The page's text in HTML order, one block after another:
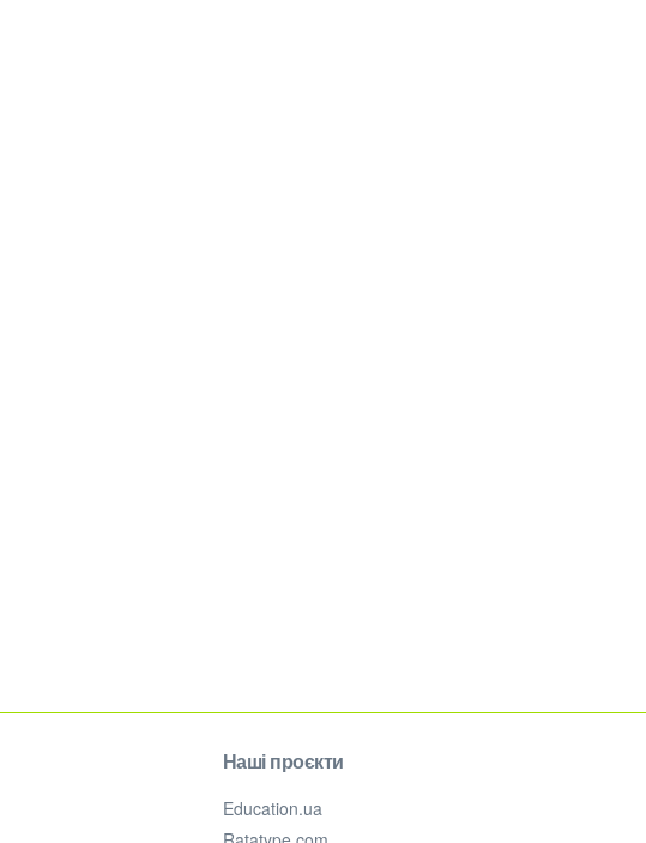
Наші проєкти
Education.ua